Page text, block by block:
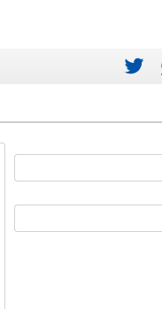
Twitter